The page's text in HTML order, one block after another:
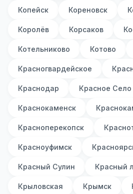
Копейск Кореновск
Королёв Корсаков
Котельниково Котово
Красногвардейское
Краснодар Красное Село
Краснокаменск
Красноперекопск
Красноуфимск
Красный Сулин Красный
Крыловская Крымск